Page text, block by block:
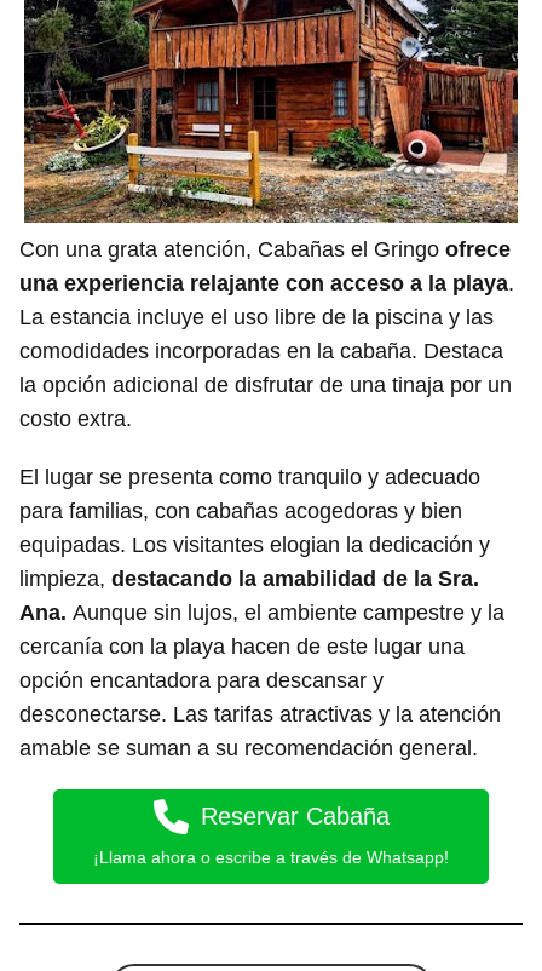
Con una grata atención, Cabañas el Gringo ofrece
una experiencia relajante con acceso a la playa.
La estancia incluye el uso libre de la piscina y las
comodidades incorporadas en la cabaña. Destaca
la opción adicional de disfrutar de una tinaja por un
costo extra.
El lugar se presenta como tranquilo y adecuado
para familias, con cabañas acogedoras y bien
equipadas. Los visitantes elogian la dedicación y
limpieza, destacando la amabilidad de la Sra.
Ana. Aunque sin lujos, el ambiente campestre y la
cercanía con la playa hacen de este lugar una
opción encantadora para descansar y
desconectarse. Las tarifas atractivas y la atención
amable se suman a su recomendación general.
Reservar Cabaña
¡Llama ahora o escribe a través de Whatsapp!